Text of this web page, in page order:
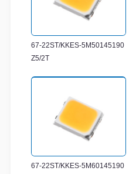
67-22ST/KKES-5M50145190
Z5/2T
67-22ST/KKES-5M60145190